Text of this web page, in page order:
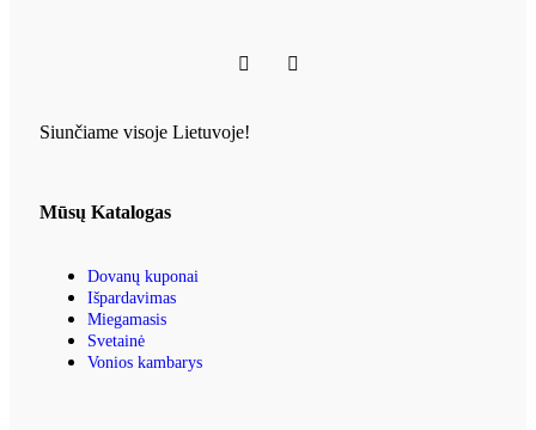
Siunčiame visoje Lietuvoje!
Mūsų Katalogas
Dovanų kuponai
Išpardavimas
Miegamasis
Svetainė
Vonios kambarys